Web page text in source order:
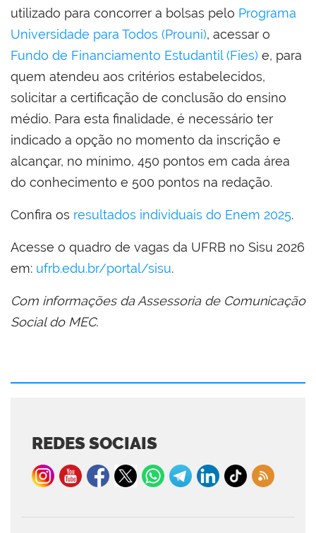
utilizado para concorrer a bolsas pelo Programa
Universidade para Todos (Prouni), acessar o
Fundo de Financiamento Estudantil (Fies) e, para
quem atendeu aos critérios estabelecidos,
solicitar a certificação de conclusão do ensino
médio. Para esta finalidade, é necessário ter
indicado a opção no momento da inscrição e
alcançar, no mínimo, 450 pontos em cada área
do conhecimento e 500 pontos na redação.
Confira os resultados individuais do Enem 2025.
Acesse o quadro de vagas da UFRB no Sisu 2026
em: ufrb.edu.br/portal/sisu.
Com informações da Assessoria de Comunicação
Social do MEC.
REDES SOCIAIS